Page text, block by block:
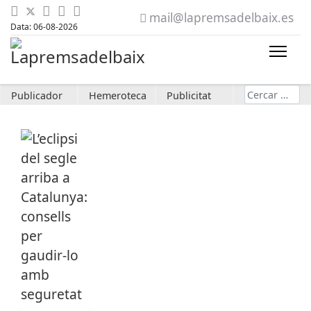
Data: 06-08-2026
mail@lapremsadelbaix.es
Publicador Hemeroteca Publicitat Cerca